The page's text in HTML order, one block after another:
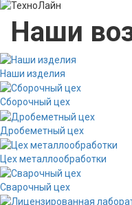
Наши
Наши изделия
Сборочный цех
Дробеметный цех
Цех металлообработки
Сварочный цех